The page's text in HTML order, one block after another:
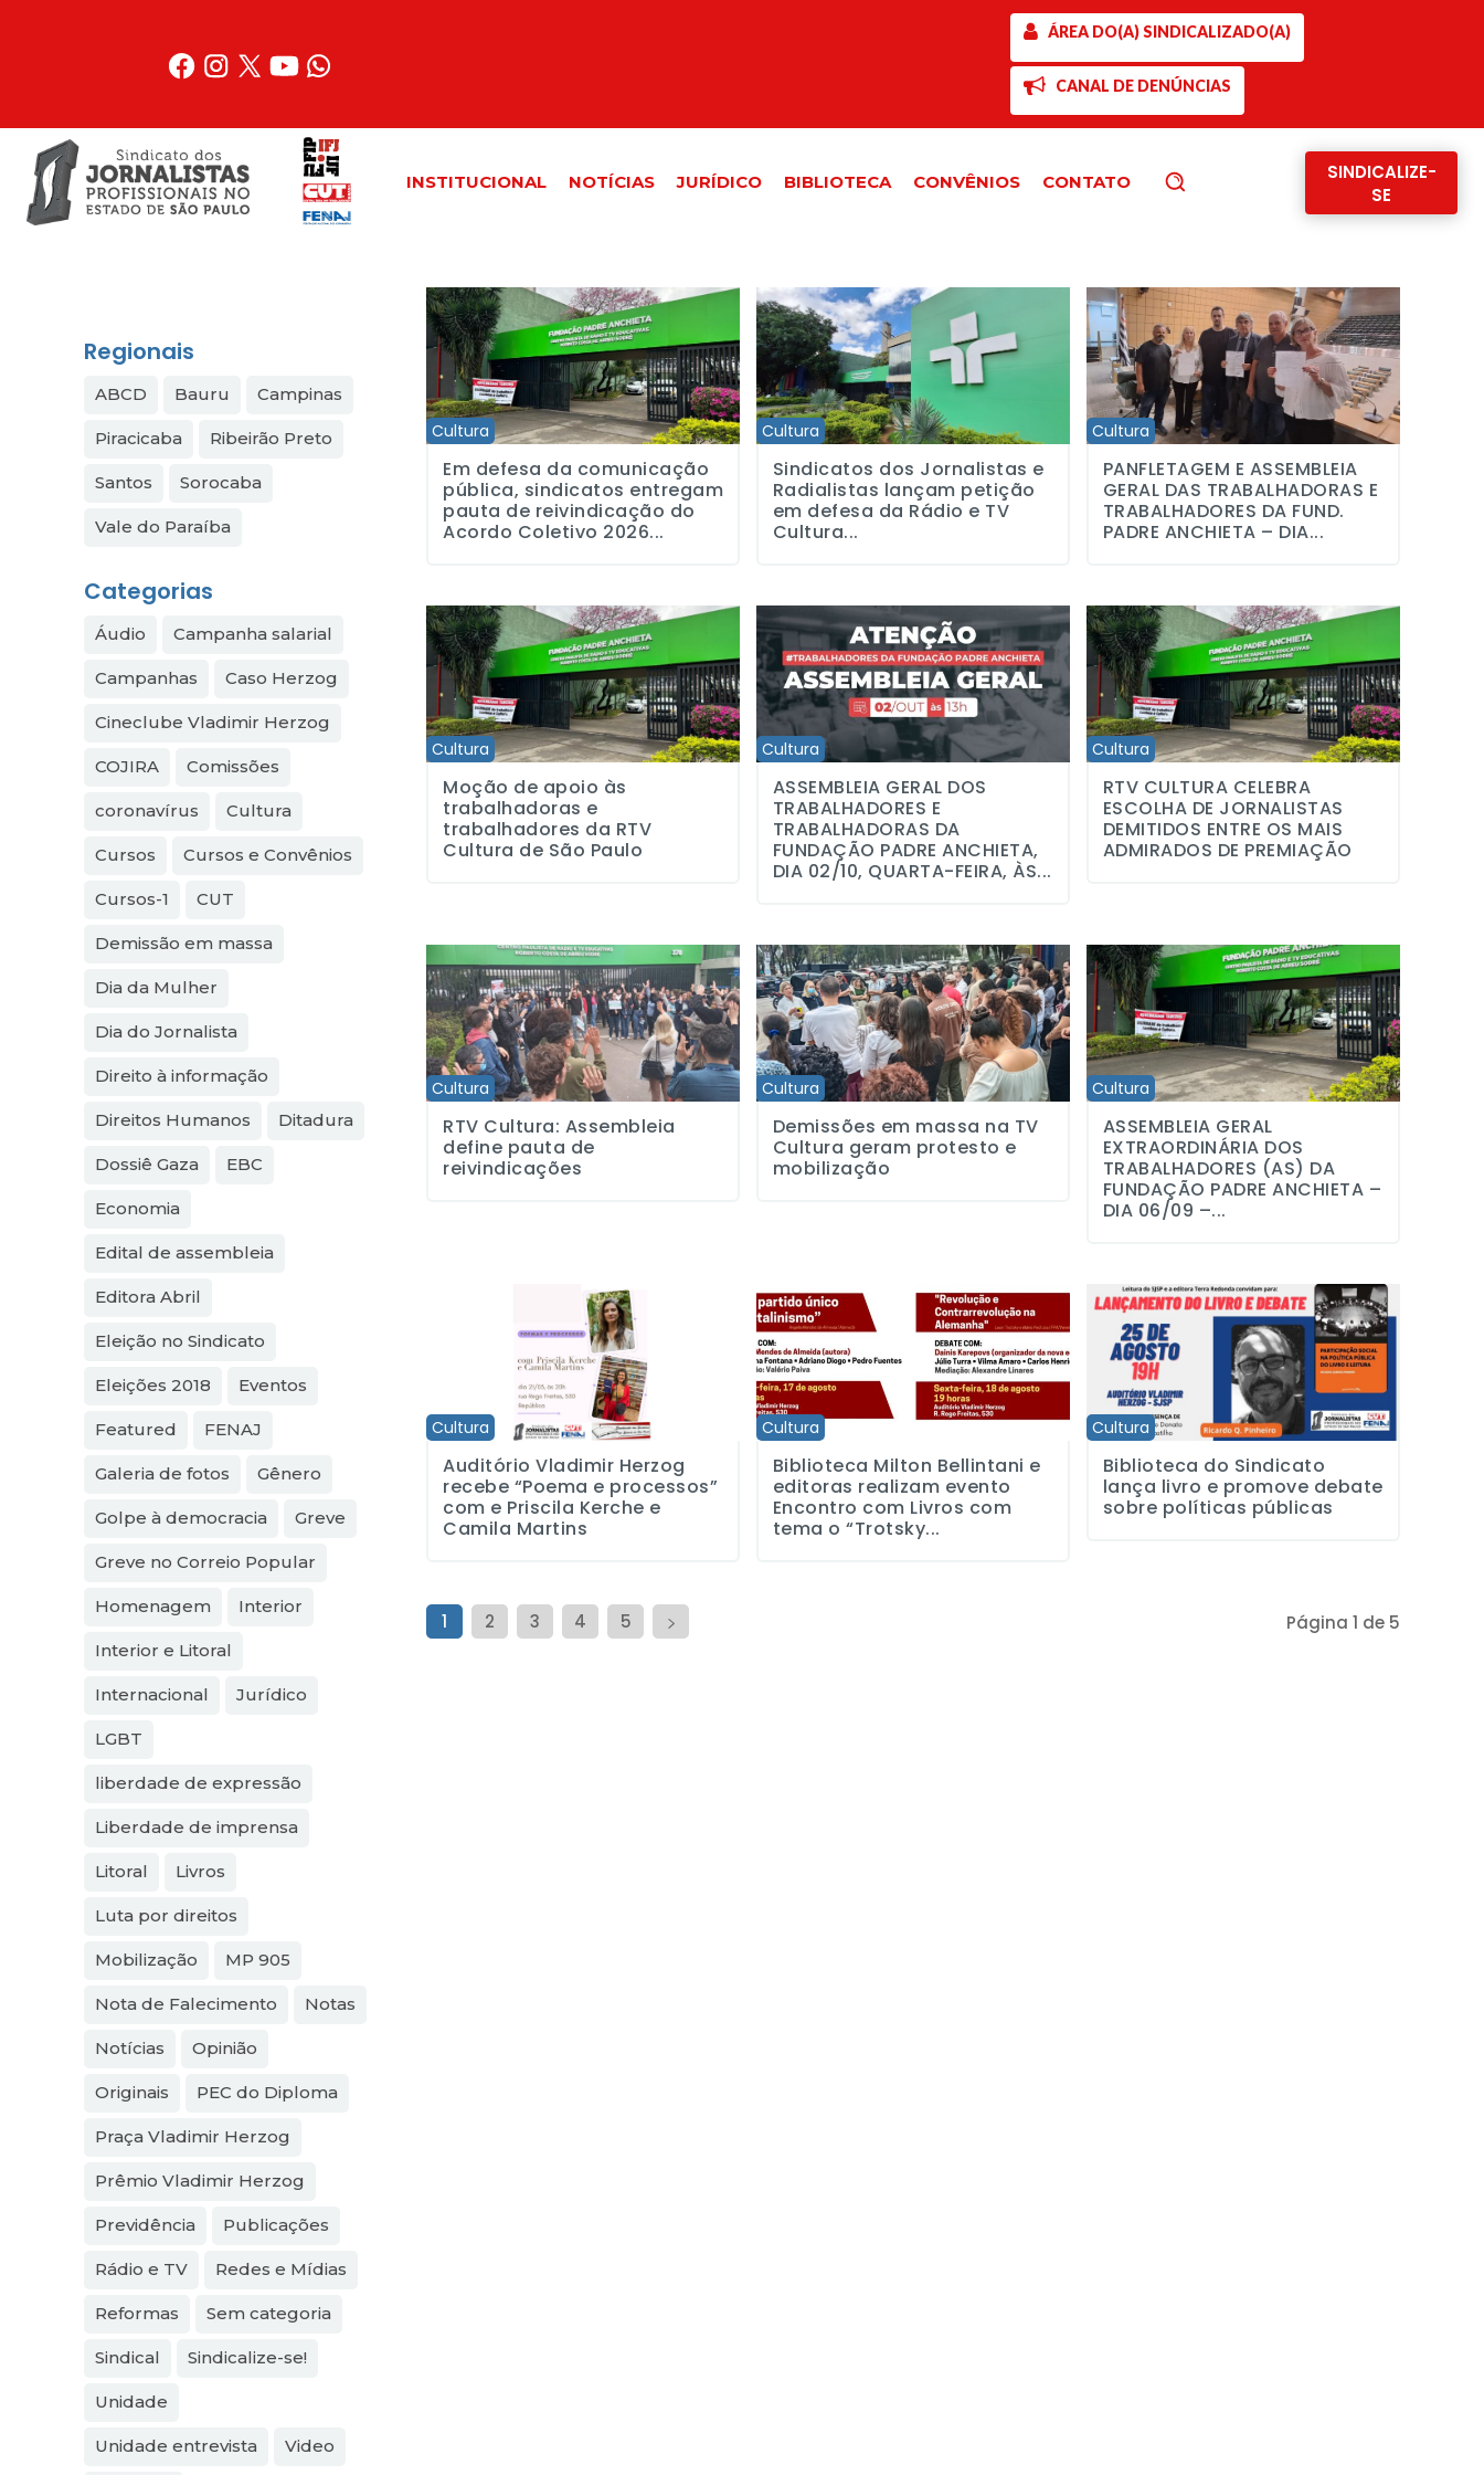
ÁREA DO(A) SINDICALIZADO(A)
CANAL DE DENÚNCIAS
INSTITUCIONAL NOTÍCIAS JURÍDICO BIBLIOTECA CONVÊNIOS CONTATO
SINDICALIZE-
SE
Regionais
ABCD Bauru Campinas
Piracicaba Ribeirão Preto
Santos Sorocaba
Vale do Paraíba
Categorias
Áudio Campanha salarial
Campanhas Caso Herzog
Cineclube Vladimir Herzog
COJIRA Comissões
coronavírus Cultura
Cursos Cursos e Convênios
Cursos-1 CUT
Demissão em massa
Dia da Mulher
Dia do Jornalista
Direito à informação
Direitos Humanos Ditadura
Dossiê Gaza EBC
Economia
Edital de assembleia
Editora Abril
Eleição no Sindicato
Eleições 2018 Eventos
Featured FENAJ
Galeria de fotos Gênero
Golpe à democracia Greve
Greve no Correio Popular
Homenagem Interior
Interior e Litoral
Internacional Jurídico
LGBT
liberdade de expressão
Liberdade de imprensa
Litoral Livros
Luta por direitos
Mobilização MP 905
Nota de Falecimento Notas
Notícias Opinião
Originais PEC do Diploma
Praça Vladimir Herzog
Prêmio Vladimir Herzog
Previdência Publicações
Rádio e TV Redes e Mídias
Reformas Sem categoria
Sindical Sindicalize-se!
Unidade
Unidade entrevista Video
Cultura
Em defesa da comunicação pública, sindicatos entregam pauta de reivindicação do Acordo Coletivo 2026 da Fundação Padre Anchieta com
Em defesa da comunicação
pública, sindicatos entregam
pauta de reivindicação do
Acordo Coletivo 2026...
Cultura
Sindicatos dos Jornalistas e Radialistas lançam petição em defesa da Rádio e TV Cultura e Jazz
Sindicatos dos Jornalistas e
Radialistas lançam petição
em defesa da Rádio e TV
Cultura...
Cultura
PANFLETAGEM E ASSEMBLEIA GERAL DAS
PANFLETAGEM E ASSEMBLEIA
GERAL DAS TRABALHADORAS E
TRABALHADORES DA FUND.
PADRE ANCHIETA – DIA...
Cultura
Moção de apoio às trabalhadoras e trabalhadores da RTV Cultura de São Paulo
Moção de apoio às
trabalhadoras e
trabalhadores da RTV
Cultura de São Paulo
Cultura
ASSEMBLEIA GERAL DOS TRABALHADORES E TRABALHADORAS DA FUNDAÇÃO PADRE
ASSEMBLEIA GERAL DOS
TRABALHADORES E
TRABALHADORAS DA
FUNDAÇÃO PADRE ANCHIETA,
DIA 02/10, QUARTA-FEIRA, ÀS...
Cultura
RTV CULTURA CELEBRA ESCOLHA DE
RTV CULTURA CELEBRA
ESCOLHA DE JORNALISTAS
DEMITIDOS ENTRE OS MAIS
ADMIRADOS DE PREMIAÇÃO
Cultura
RTV Cultura: Assembleia define pauta de reivindicações
RTV Cultura: Assembleia
define pauta de
reivindicações
Cultura
Demissões em massa na TV Cultura geram protesto e mobilização
Demissões em massa na TV
Cultura geram protesto e
mobilização
Cultura
ASSEMBLEIA GERAL EXTRAORDINÁRIA DOS
ASSEMBLEIA GERAL
EXTRAORDINÁRIA DOS
TRABALHADORES (AS) DA
FUNDAÇÃO PADRE ANCHIETA –
DIA 06/09 –...
Cultura
Auditório Vladimir Herzog recebe “Poema e processos” com e Priscila Kerche e Camila Martins
Auditório Vladimir Herzog
recebe “Poema e processos”
com e Priscila Kerche e
Camila Martins
Cultura
Biblioteca Milton Bellintani e editoras realizam evento Encontro com Livros com tema o “Trotsky em
Biblioteca Milton Bellintani e
editoras realizam evento
Encontro com Livros com
tema o “Trotsky...
Cultura
Biblioteca do Sindicato lança livro e promove debate
Biblioteca do Sindicato
lança livro e promove debate
sobre políticas públicas
1 2 3 4 5 Página 1 de 5